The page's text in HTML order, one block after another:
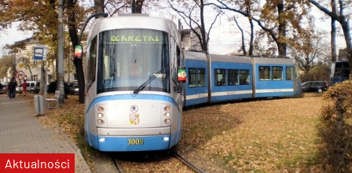
Aktualności